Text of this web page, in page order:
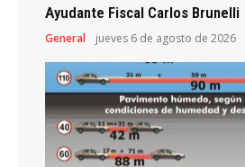
Ayudante Fiscal Carlos Brunelli
General jueves 6 de agosto de 2026